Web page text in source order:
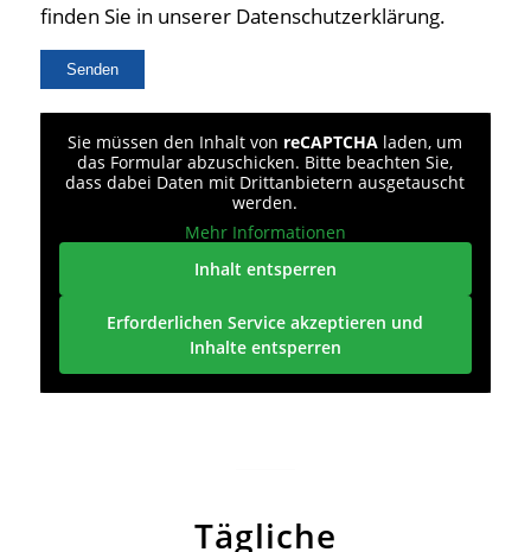
finden Sie in unserer Datenschutzerklärung.
Sie müssen den Inhalt von reCAPTCHA laden, um
das Formular abzuschicken. Bitte beachten Sie,
dass dabei Daten mit Drittanbietern ausgetauscht
werden.
Mehr Informationen
Inhalt entsperren
Erforderlichen Service akzeptieren und
Inhalte entsperren
Tägliche